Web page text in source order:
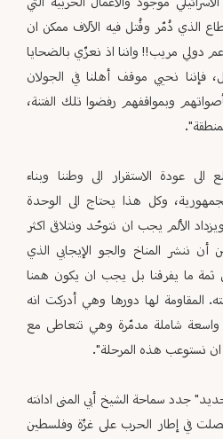
الذي دُمّر وقُتل فيه الآلاف ممكن ان
دولي مريب!! واننا اذ نعزّي بالضحايا
فإننا نحيي موقف أهلنا في الجولان
وبمواقفهم رفضوا تلك الفتنة،
عودة الاستقرار الى وطننا وبناء
وكل هذا يحتاج الى الوحدة
الألم يجب ان نتوحّد ونتلاقى اكثر
أن ننشر المناخ والجو الإيجابي الذي
ثمة ما يفرقنا بل يجب ان يكون همنا
المقاومة لها دورها وهي أدركت انه
شاملة مدمّرة وهي تتعاطى مع
نستوعب هذه المرحلة".
جدد سماحة الشيخ أبي المنى ادانته
في إطار الحرب على غزّة وفلسطين